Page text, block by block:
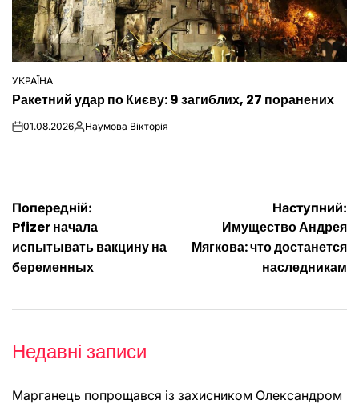
ОПУБЛІКУВАТИ
У
УКРАЇНА
Ракетний удар по Києву: 9 загиблих, 27 поранених
on01.08.2026Опубліковано
Наумова Вікторія
Навігація
записів
Попередній:
Pfizer начала
испытывать вакцину на
беременных
Наступний:
Имущество Андрея
Мягкова: что достанется
наследникам
Недавні записи
Марганець попрощався із захисником Олександром